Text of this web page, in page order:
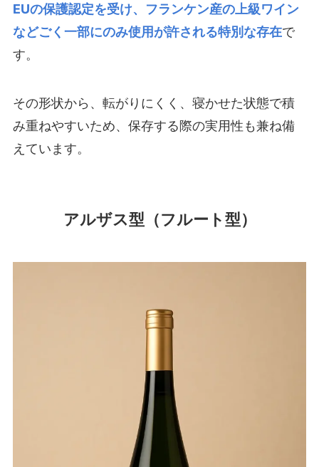
EUの保護認定を受け、フランケン産の上級ワイン
などごく一部にのみ使用が許される特別な存在で
す。
その形状から、転がりにくく、寝かせた状態で積
み重ねやすいため、保存する際の実用性も兼ね備
えています。
アルザス型（フルート型）